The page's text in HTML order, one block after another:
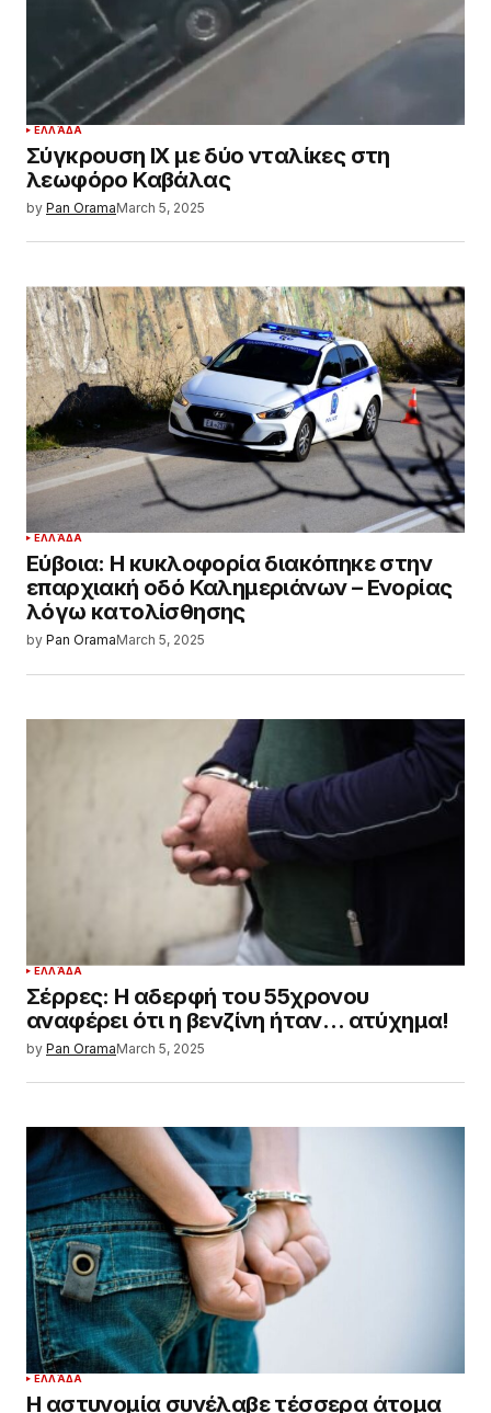
ΕΛΛΆΔΑ
Σύγκρουση ΙΧ με δύο νταλίκες στη
λεωφόρο Καβάλας
by Pan OramaMarch 5, 2025
ΕΛΛΆΔΑ
Εύβοια: Η κυκλοφορία διακόπηκε στην
επαρχιακή οδό Καλημεριάνων – Ενορίας
λόγω κατολίσθησης
by Pan OramaMarch 5, 2025
ΕΛΛΆΔΑ
Σέρρες: Η αδερφή του 55χρονου
αναφέρει ότι η βενζίνη ήταν… ατύχημα!
by Pan OramaMarch 5, 2025
ΕΛΛΆΔΑ
Η αστυνομία συνέλαβε τέσσερα άτομα